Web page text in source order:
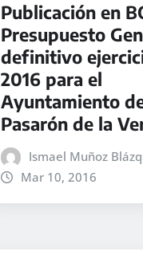
Publicación en
Presupuesto
definitivo
2016 para el
Ayuntamiento
Pasarón de la
Ismael Muñoz
Mar 10, 2016